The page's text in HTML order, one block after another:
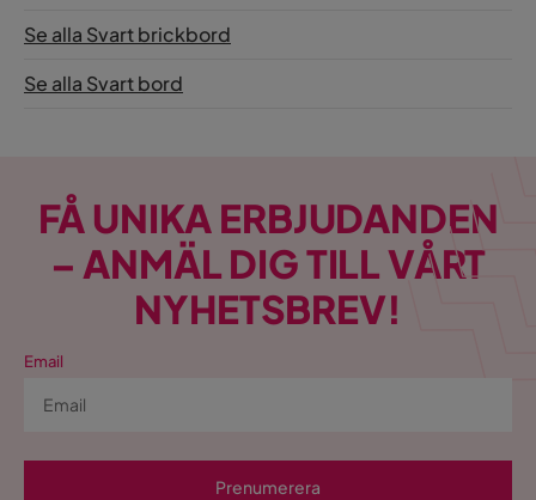
Se alla Svart brickbord
Se alla Svart bord
FÅ UNIKA ERBJUDANDEN
– ANMÄL DIG TILL VÅRT
NYHETSBREV!
Email
Prenumerera